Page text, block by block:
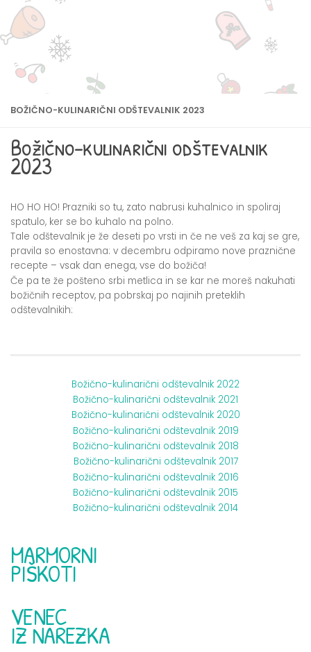
BOŽIČNO-KULINARIČNI ODŠTEVALNIK 2023
Božično-kulinarični odštevalnik
2023
HO HO HO! Prazniki so tu, zato nabrusi kuhalnico in spoliraj
spatulo, ker se bo kuhalo na polno.
Tale odštevalnik je že deseti po vrsti in če ne veš za kaj se gre,
pravila so enostavna: v decembru odpiramo nove praznične
recepte – vsak dan enega, vse do božiča!
Če pa te že pošteno srbi metlica in se kar ne moreš nakuhati
božičnih receptov, pa pobrskaj po najinih preteklih
odštevalnikih:
Božično-kulinarični odštevalnik 2022
Božično-kulinarični odštevalnik 2021
Božično-kulinarični odštevalnik 2020
Božično-kulinarični odštevalnik 2019
Božično-kulinarični odštevalnik 2018
Božično-kulinarični odštevalnik 2017
Božično-kulinarični odštevalnik 2016
Božično-kulinarični odštevalnik 2015
Božično-kulinarični odštevalnik 2014
MARMORNI
PIŠKOTI
VENEC
IZ NAREZKA